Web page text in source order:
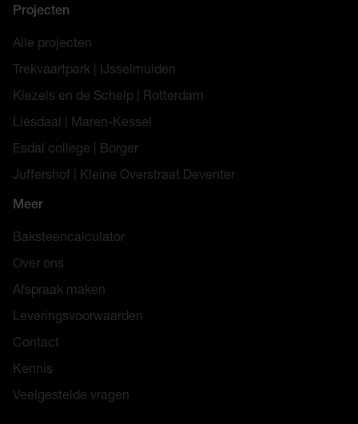
Projecten
Alle projecten
Trekvaartpark | IJsselmuiden
Kiezels en de Schelp | Rotterdam
Liesdaal | Maren-Kessel
Esdal college | Borger
Juffershof | Kleine Overstraat Deventer
Meer
Baksteencalculator
Over ons
Afspraak maken
Leveringsvoorwaarden
Contact
Kennis
Veelgestelde vragen